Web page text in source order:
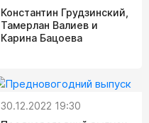
Константин Грудзинский,
Тамерлан Валиев и
Карина Бацоева
30.12.2022 19:30